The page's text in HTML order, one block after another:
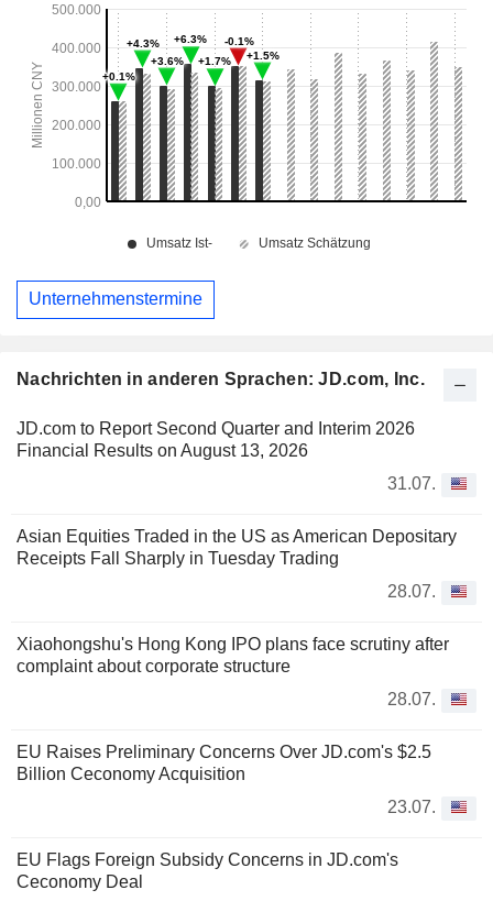
Nachrichten in anderen Sprachen: JD.com, Inc.
JD.com to Report Second Quarter and Interim 2026
Financial Results on August 13, 2026
31.07.
Asian Equities Traded in the US as American Depositary
Receipts Fall Sharply in Tuesday Trading
28.07.
Xiaohongshu's Hong Kong IPO plans face scrutiny after
complaint about corporate structure
28.07.
EU Raises Preliminary Concerns Over JD.com's $2.5
Billion Ceconomy Acquisition
23.07.
EU Flags Foreign Subsidy Concerns in JD.com's
Ceconomy Deal
Unternehmenstermine